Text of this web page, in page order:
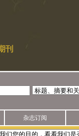
刊
杂志订阅